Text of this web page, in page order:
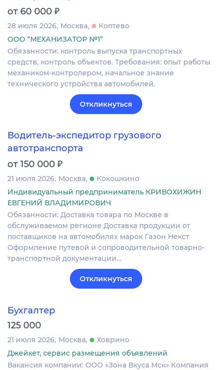
от 60 000 ₽
28 июля 2026 Москва
Коптево
ООО “МЕХАНИЗАТОР №1”
Обязанности: контроль выпуска транспортных
средств, контроль объектов. Требования: опыт работы
механиком-контролером, начальное знание
технического устройства автомобилей.
Откликнуться
Водитель-экспедитор грузового
автотранспорта
от 150 000 ₽
21 июля 2026 Москва
Кокошкино
Индивидуальный предприниматель КРИВОХИЖИН
ЕВГЕНИЙ ВЛАДИМИРОВИЧ
Обязанности: Доставка товара по Москве в
обслуживаемом регионе Доставка продукции от
поставщиков на автомобилях марок Газон Некст
Оформление путевой и сопроводительной товарно-
транспортной документации…
Откликнуться
Бухгалтер
125 000
21 июля 2026 Москва
Ховрино
Джейкет, сервис размещения объявлений
Вакансия компании: ООО «Зона Вкуса Мск» Компания